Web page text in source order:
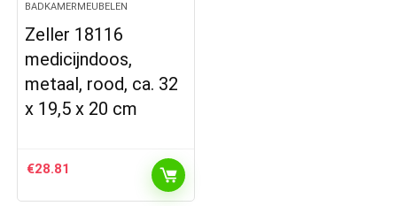
BADKAMERMEUBELEN
Zeller 18116
medicijndoos,
metaal, rood, ca. 32
x 19,5 x 20 cm
€28.81